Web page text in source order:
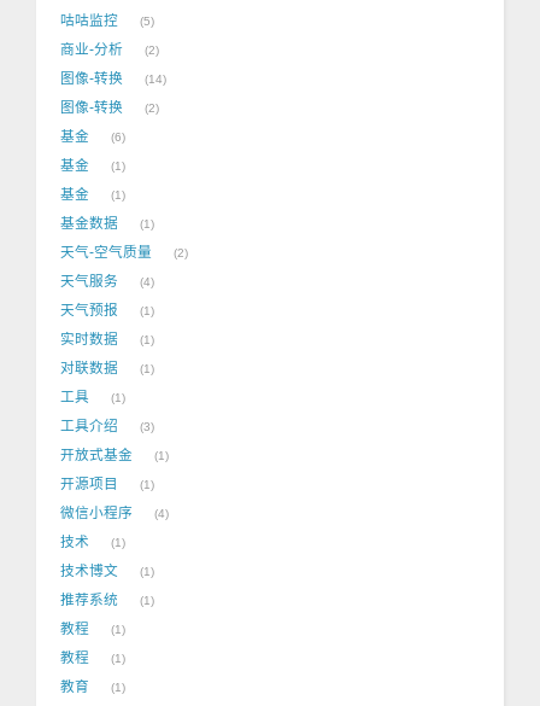
咕咕监控 5
商业-分析 2
图像-转换 14
图像-转换 2
基金 6
基金 1
基金 1
基金数据 1
天气-空气质量 2
天气服务 4
天气预报 1
实时数据 1
对联数据 1
工具 1
工具介绍 3
开放式基金 1
开源项目 1
微信小程序 4
技术 1
技术博文 1
推荐系统 1
教程 1
教程 1
教育 1